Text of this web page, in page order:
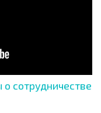
сотрудничестве